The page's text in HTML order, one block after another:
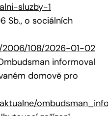
sluzby-1
Sb., o sociálních
2006/108/2026-01-02
informoval
domově pro